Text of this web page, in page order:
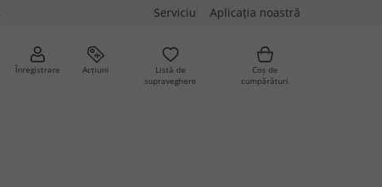
Serviciu Aplicația noastră
Înregistrare Acțiuni
Listă de
supraveghere
Coș de
cumpărături